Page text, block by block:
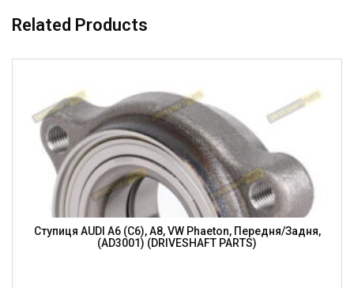
Related Products
Ступиця AUDI A6 (C6), A8, VW Phaeton, Передня/задня,
(AD3001) (DRIVESHAFT PARTS)